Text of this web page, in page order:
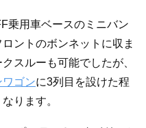
乗用車ベースのミニバン
ントのボンネットに収ま
スルーも可能でしたが、
ワゴンに3列目を設けた程
ります。